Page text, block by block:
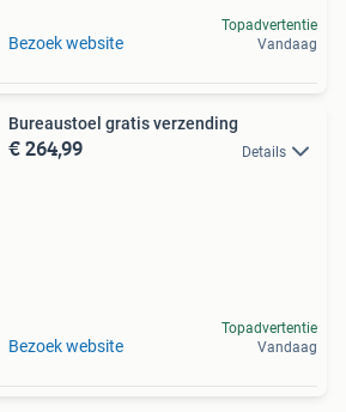
Bezoek website
Topadvertentie
Vandaag
Bureaustoel gratis verzending
€ 264,99 Details
Bezoek website
Topadvertentie
Vandaag